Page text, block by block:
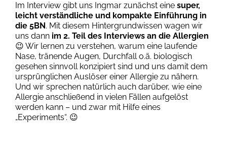
Im Interview gibt uns Ingmar zunächst eine super,
leicht verständliche und kompakte Einführung in
die 5BN. Mit diesem Hintergrundwissen wagen wir
uns dann im 2. Teil des Interviews an die Allergien
😉 Wir lernen zu verstehen, warum eine laufende
Nase, tränende Augen, Durchfall o.ä. biologisch
gesehen sinnvoll konzipiert sind und uns damit dem
ursprünglichen Auslöser einer Allergie zu nähern.
Und wir sprechen natürlich auch darüber, wie eine
Allergie anschließend in vielen Fällen aufgelöst
werden kann – und zwar mit Hilfe eines
„Experiments“. 😉